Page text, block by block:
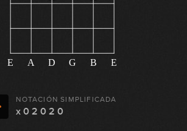
E A D G B E
NOTACIÓN SIMPLIFICADA
x 0 2 0 2 0